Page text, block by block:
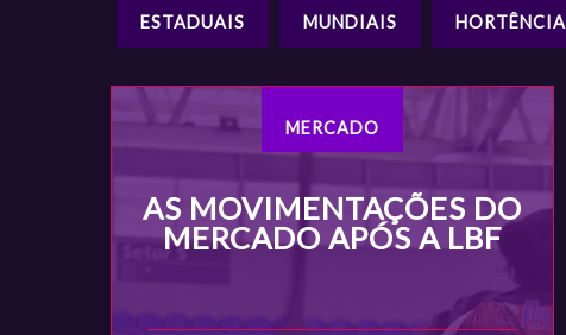
ESTADUAIS MUNDIAIS HORTÊNCIA
MERCADO
AS MOVIMENTAÇÕES DO
MERCADO APÓS A LBF